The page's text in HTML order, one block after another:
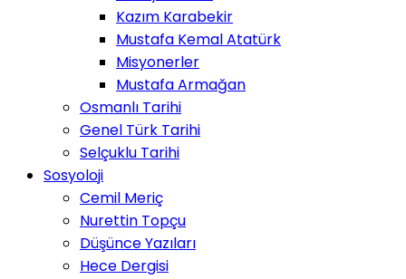
Kazım Karabekir
Mustafa Kemal Atatürk
Misyonerler
Mustafa Armağan
Osmanlı Tarihi
Genel Türk Tarihi
Selçuklu Tarihi
Sosyoloji
Cemil Meriç
Nurettin Topçu
Düşünce Yazıları
Hece Dergisi